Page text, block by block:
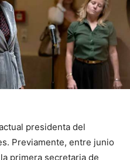
presidenta del
Previamente, entre junio
primera secretaria de